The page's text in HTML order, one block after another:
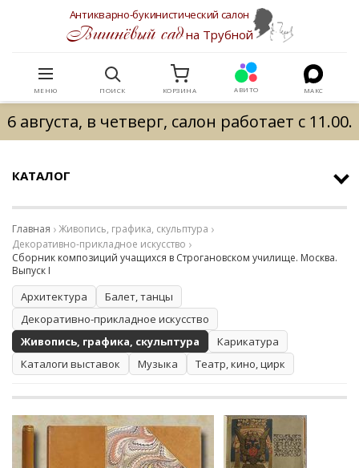
Антикварно-букинистический салон
Вишнёвый садна Трубной
МЕНЮ ПОИСК КОРЗИНА АВИТО МАКС
6 августа, в четверг, салон работает с 11.00.
КАТАЛОГ
Главная
Живопись, графика, скульптура
Декоративно-прикладное искусство
Сборник композиций учащихся в Строгановском училище. Москва.
Выпуск I
Архитектура
Балет, танцы
Декоративно-прикладное искусство
Живопись, графика, скульптура
Карикатура
Каталоги выставок
Музыка Театр, кино, цирк